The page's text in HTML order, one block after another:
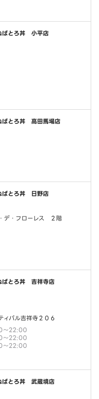
とろ丼 小平店
とろ丼 高田馬場店
とろ丼 日野店
デ・フローレス ２階
とろ丼 吉祥寺店
パル吉祥寺２０６
～22:00
～22:00
～22:00
とろ丼 武蔵境店